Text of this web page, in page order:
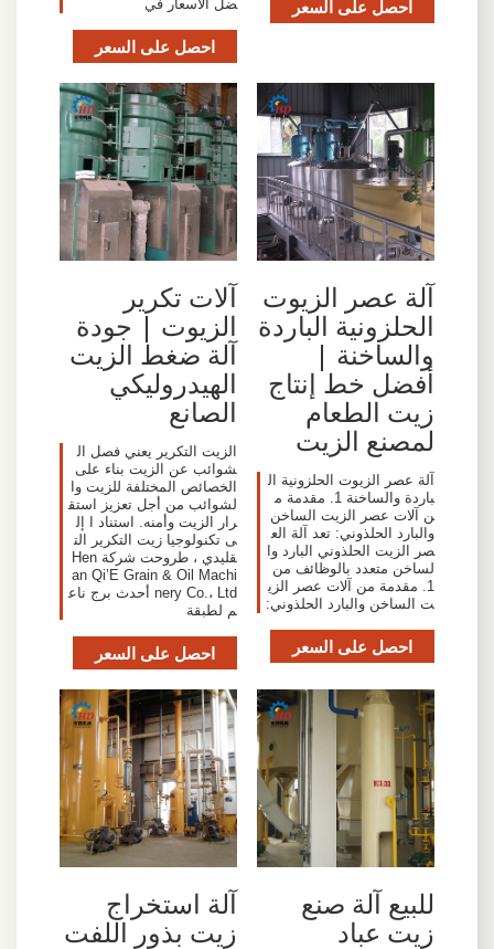
احصل على السعر ضل الأسعار في
احصل على السعر
آلة عصر الزيوت
الحلزونية الباردة
والساخنة |
أفضل خط إنتاج
زيت الطعام
لمصنع الزيت
آلة عصر الزيوت الحلزونية ال
باردة والساخنة 1. مقدمة م
ن آلات عصر الزيت الساخن
والبارد الحلذوني: تعد آلة الع
صر الزيت الحلذوني البارد وا
لساخن متعدد بالوظائف من
1. مقدمة من آلات عصر الزي
ت الساخن والبارد الحلذوني:
احصل على السعر
آلات تكرير
الزيوت | جودة
آلة ضغط الزيت
الهيدروليكي
الصانع
الزيت التكرير يعني فصل ال
شوائب عن الزيت بناء على
الخصائص المختلفة للزيت وا
لشوائب من أجل تعزيز استق
رار الزيت وأمنه. استناد ا إل
ى تكنولوجيا زيت التكرير الت
قليدي ، طروحت شركة Hen
an Qi’E Grain & Oil Machi
nery Co.، Ltd أحدث برج ناع
م لطبقة
احصل على السعر
للبيع آلة صنع
زيت عباد
آلة استخراج
زيت بذور اللفت